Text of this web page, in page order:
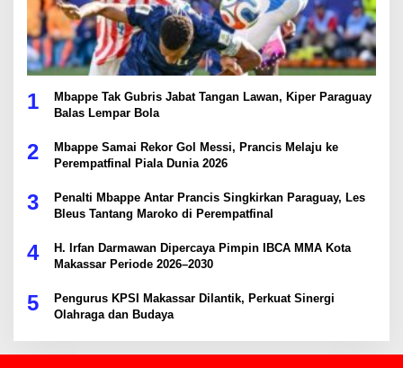
1
Mbappe Tak Gubris Jabat Tangan Lawan, Kiper Paraguay
Balas Lempar Bola
2
Mbappe Samai Rekor Gol Messi, Prancis Melaju ke
Perempatfinal Piala Dunia 2026
3
Penalti Mbappe Antar Prancis Singkirkan Paraguay, Les
Bleus Tantang Maroko di Perempatfinal
4
H. Irfan Darmawan Dipercaya Pimpin IBCA MMA Kota
Makassar Periode 2026–2030
5
Pengurus KPSI Makassar Dilantik, Perkuat Sinergi
Olahraga dan Budaya